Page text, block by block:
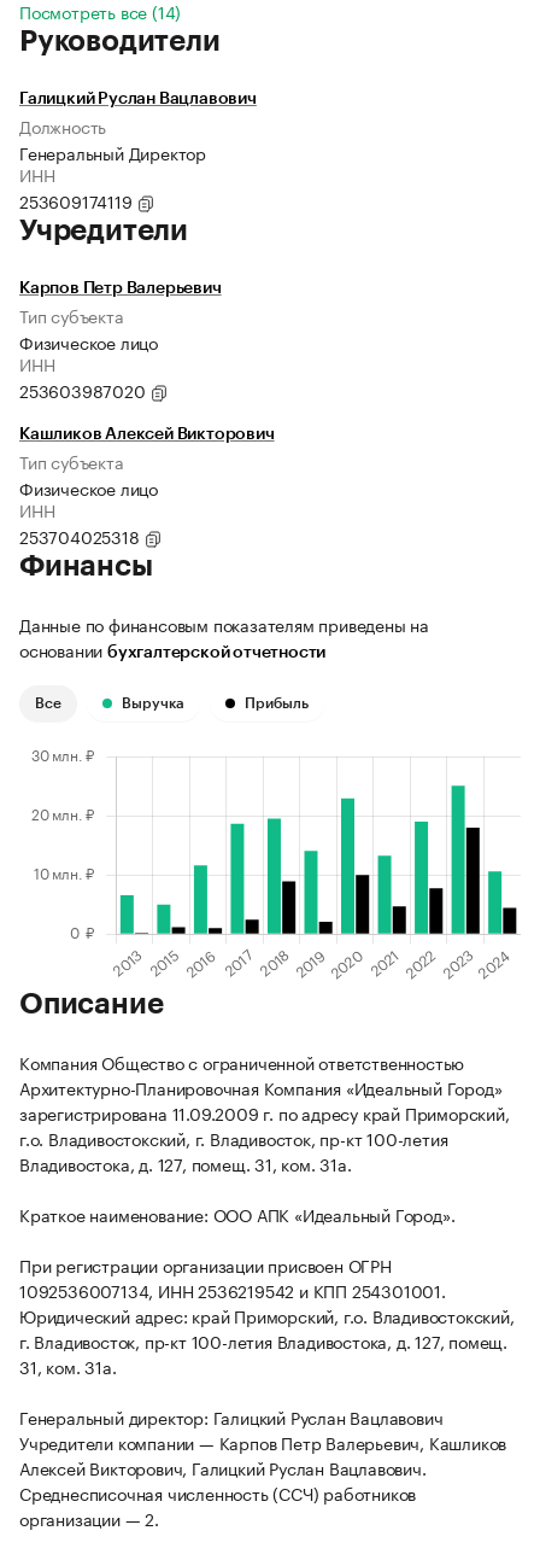
Посмотреть все (14)
Руководители
Галицкий Руслан Вацлавович
Должность
Генеральный Директор
ИНН
253609174119
Учредители
Карпов Петр Валерьевич
Тип субъекта
Физическое лицо
ИНН
253603987020
Кашликов Алексей Викторович
Тип субъекта
Физическое лицо
ИНН
253704025318
Финансы
Данные по финансовым показателям приведены на
основании бухгалтерской отчетности
Все Выручка Прибыль
Описание
Компания Общество с ограниченной ответственностью
Архитектурно-Планировочная Компания «Идеальный Город»
зарегистрирована 11.09.2009 г. по адресу край Приморский,
г.о. Владивостокский, г. Владивосток, пр-кт 100-летия
Владивостока, д. 127, помещ. 31, ком. 31а.
Краткое наименование: ООО АПК «Идеальный Город».
При регистрации организации присвоен ОГРН
1092536007134, ИНН 2536219542 и КПП 254301001.
Юридический адрес: край Приморский, г.о. Владивостокский,
г. Владивосток, пр-кт 100-летия Владивостока, д. 127, помещ.
31, ком. 31а.
Генеральный директор: Галицкий Руслан Вацлавович
Учредители компании — Карпов Петр Валерьевич, Кашликов
Алексей Викторович, Галицкий Руслан Вацлавович.
Среднесписочная численность (ССЧ) работников
организации — 2.